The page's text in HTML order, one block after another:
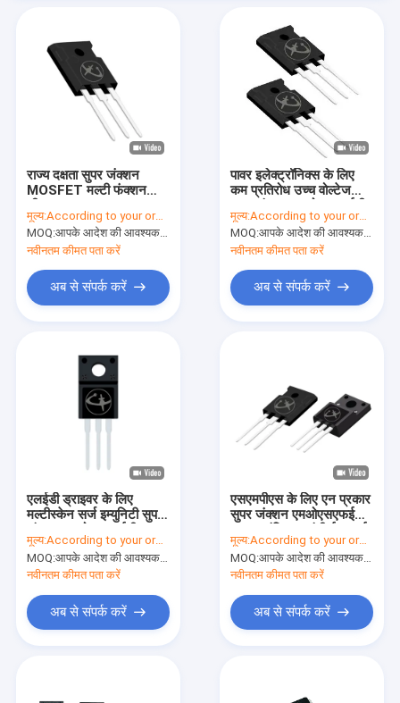
राज्य दक्षता सुपर जंक्शन
MOSFET मल्टी फंक्शन
मूल्य:According to your order requirement
MOQ:आपके आदेश की आवश्यकता के अनुसार
नवीनतम कीमत पता करें
अब से संपर्क करें
पावर इलेक्ट्रॉनिक्स के लिए
कम प्रतिरोध उच्च वोल्टेज
मूल्य:According to your order requirement
MOQ:आपके आदेश की आवश्यकता के अनुसार
नवीनतम कीमत पता करें
अब से संपर्क करें
एलईडी ड्राइवर के लिए
मल्टीस्केन सर्ज इम्युनिटी सुपर
मूल्य:According to your order requirement
MOQ:आपके आदेश की आवश्यकता के अनुसार
नवीनतम कीमत पता करें
अब से संपर्क करें
एसएमपीएस के लिए एन प्रकार
सुपर जंक्शन एमओएसएफईटी
मूल्य:According to your order requirement
MOQ:आपके आदेश की आवश्यकता के अनुसार
नवीनतम कीमत पता करें
अब से संपर्क करें